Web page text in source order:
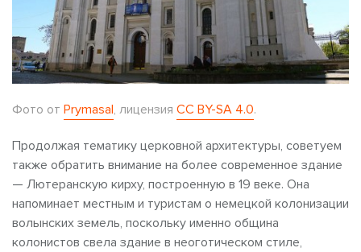
Фото от Prymasal, лицензия CC BY-SA 4.0.
Продолжая тематику церковной архитектуры, советуем
также обратить внимание на более современное здание
— Лютеранскую кирху, построенную в 19 веке. Она
напоминает местным и туристам о немецкой колонизации
волынских земель, поскольку именно община
колонистов свела здание в неоготическом стиле,